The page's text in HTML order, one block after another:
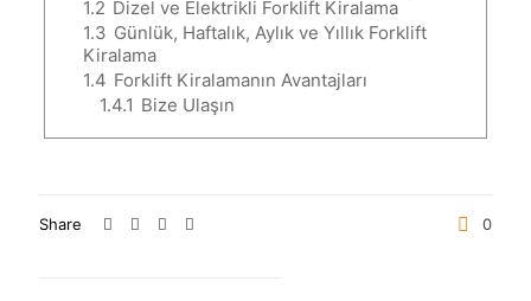
1.2 Dizel ve Elektrikli Forklift Kiralama
1.3 Günlük, Haftalık, Aylık ve Yıllık Forklift
Kiralama
1.4 Forklift Kiralamanın Avantajları
1.4.1 Bize Ulaşın
Share 0